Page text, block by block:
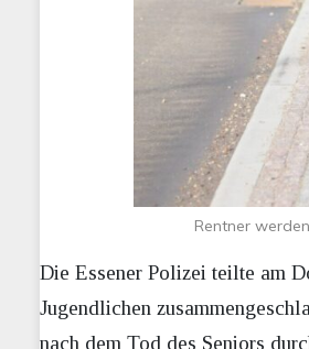
Rentner
Die Essener Polizei teilte am
Jugendlichen
nach dem Tod des Seniors